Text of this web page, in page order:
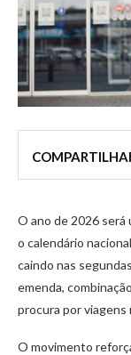
O ano de 2026 será
o calendário
caindo nas
emenda,
procura por viagens
O movimento